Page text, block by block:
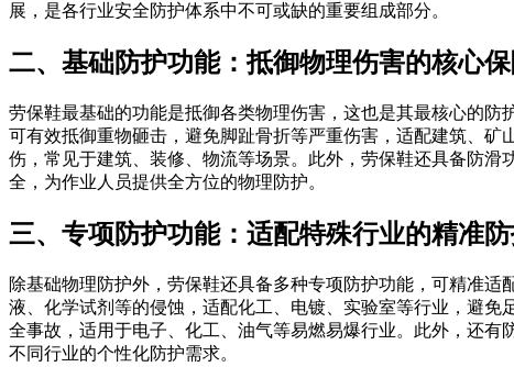
展，是各行业安全防护体系中不可或缺的重要组成部分。
二、基础防护功能：抵御物理伤害的核心
劳保鞋最基础的功能是抵御各类物理伤害，这也是其最核心的
可有效抵御重物砸击，避免脚趾骨折等严重伤害，适配建筑、
伤，常见于建筑、装修、物流等场景。此外，劳保鞋还具备防
全，为作业人员提供全方位的物理防护。
三、专项防护功能：适配特殊行业的精准
除基础物理防护外，劳保鞋还具备多种专项防护功能，可精准
液、化学试剂等的侵蚀，适配化工、电镀、实验室等行业，避
全事故，适用于电子、化工、油气等易燃易爆行业。此外，还
不同行业的个性化防护需求。